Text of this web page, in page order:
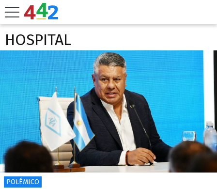
HOSPITAL
POLÉMICO